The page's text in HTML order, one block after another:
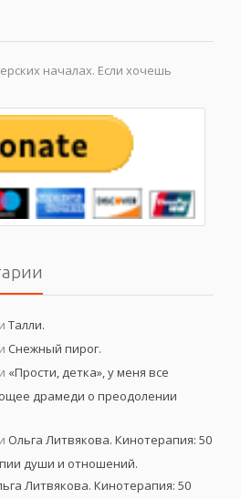
началах. Если хочешь
Талли.
Снежный пирог.
«Прости, детка», у меня все
драмеди о преодолении
Ольга Литвякова. Кинотерапия: 50
души и отношений.
Литвякова. Кинотерапия: 50